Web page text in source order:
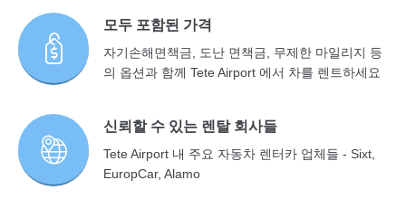
모두 포함된 가격
자기손해면책금, 도난 면책금, 무제한 마일리지 등
의 옵션과 함께 Tete Airport 에서 차를 렌트하세요
신뢰할 수 있는 렌탈 회사들
Tete Airport 내 주요 자동차 렌터카 업체들 - Sixt,
EuropCar, Alamo